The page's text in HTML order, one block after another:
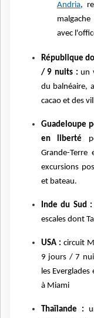
Andria,
avec
République
/ 9 nuits : un
du balnéaire,
cacao et des
Guadeloupe
en liberté
Grande-
excursions
et bateau.
Inde du Sud :
escales dont
USA : circuit
9 jours / 7
les
à Miami
Thaïlande :